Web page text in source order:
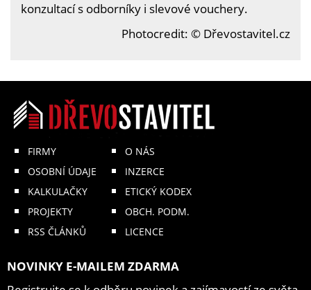
konzultací s odborníky i slevové vouchery.
Photocredit: © Dřevostavitel.cz
FIRMY
OSOBNÍ ÚDAJE
KALKULAČKY
PROJEKTY
RSS ČLÁNKŮ
O NÁS
INZERCE
ETICKÝ KODEX
OBCH. PODM.
LICENCE
NOVINKY E-MAILEM ZDARMA